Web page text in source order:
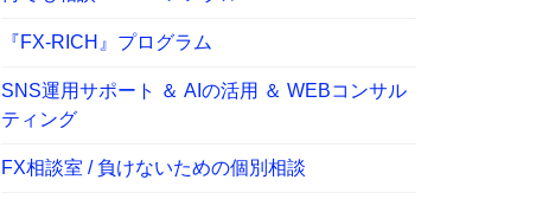
『FX-RICH』プログラム
SNS運用サポート ＆ AIの活用 ＆ WEBコンサル
ティング
FX相談室 / 負けないための個別相談